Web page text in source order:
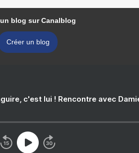
blog sur Canalblog
Créer un blog
c'est lui ! Rencontre avec